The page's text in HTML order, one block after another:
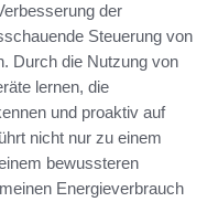
der
Steuerung von
Durch die Nutzung von
lernen, die
und proaktiv auf
nicht nur zu einem
bewussteren
Energieverbrauch